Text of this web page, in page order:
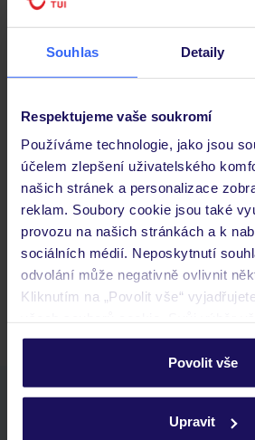
Souhlas Detaily
Respektujeme vaše soukromí
Používáme technologie, jako jsou
účelem zlepšení uživatelského
našich stránek a personalizace
reklam. Soubory cookie jsou také
provozu na našich stránkách a k
sociálních médií. Neposkytnutí
odvolání může negativně ovlivnit
Kliknutím na „Povolit vše“
personalizovat v sekci
Podrobné informace o souborech
ochrany osobních údajů.
Povolit vše
Upravit
Stravování
Často kladené otázky
Jaké doklady jsou potřebné při
Budeme ubytováni ihned po příjezdu
Kam jít po přistání a vyzvednutí
Zobrazit další
Stáhněte si bezplatnou
rychlé vyhledávání a prohlížení